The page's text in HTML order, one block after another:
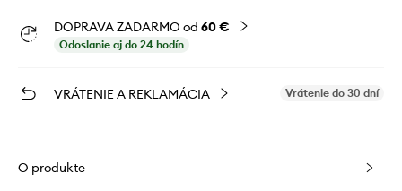
DOPRAVA ZADARMO od 60 €
Odoslanie aj do 24 hodín
VRÁTENIE A REKLAMÁCIA Vrátenie do 30 dní
O produkte